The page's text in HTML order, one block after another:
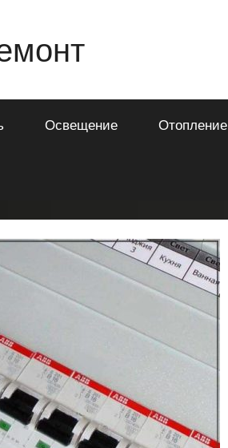
Освещение Отопление